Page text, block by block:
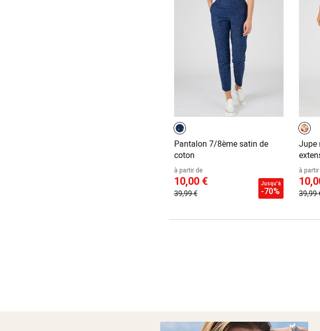
Pantalon 7/8ème satin de
coton
à partir de
10,00 €
39,99 €
Jusqu'à
-70%
Jupe
à partir
39,99